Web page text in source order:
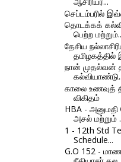
செப்டம்பரில்
தொடக்கக்
பெற்ற
தேசிய
தமிழகத்தில்
நான் முதல்வன்
காலை உணவுத்
விகிதம்
HBA -
அசல் மற்றும்
1 - 12th Std
Schedule...
G.O 152 -